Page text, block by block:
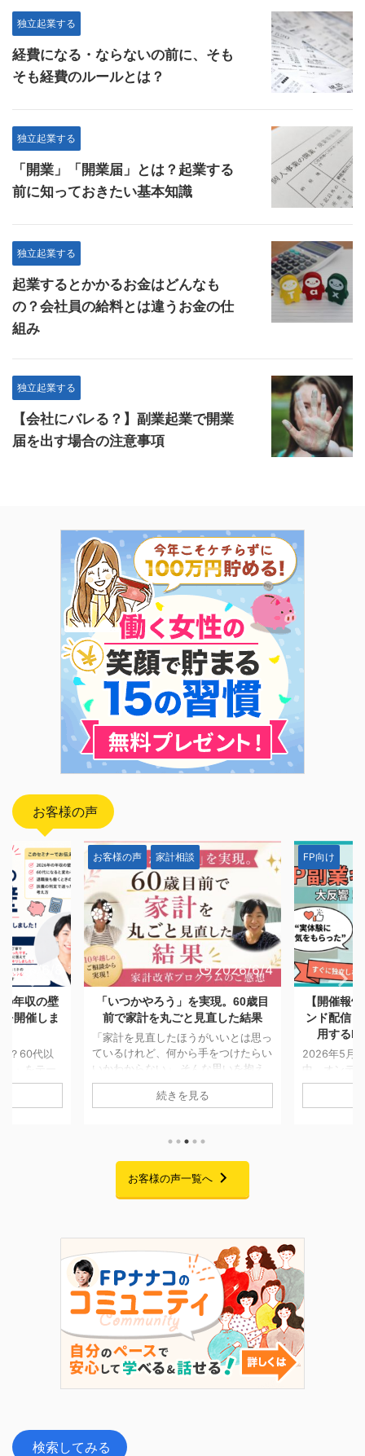
独立起業する
経費になる・ならないの前に、そも
そも経費のルールとは？
独立起業する
「開業」「開業届」とは？起業する
前に知っておきたい基本知識
独立起業する
起業するとかかるお金はどんなも
の？会社員の給料とは違うお金の仕
組み
独立起業する
【会社にバレる？】副業起業で開業
届を出す場合の注意事項
お客様の声
2026/6/4
。60歳目
した結果
つけたらい
いを抱え
せない方は
革プログラ
FP向け
2026/5/28
【開催報告】日本FP協会オンデマ
ンド配信「副業としてFP資格を活
用するFPキャリアセミナー」
2026年5月7日〜5月25日までの期間
中、オンデマンド配信にてお届けして
おりました「副業としてFP資格を活
用するFPキャリアセミナー」の配信
また熱意あふれる素晴らしいご感想を
たくさんお寄せいただきました。この
場を借りて、心より御礼申し上げま
す。 セミナーでお話ししたこと 私自
のすべてがゼロで、手元にあるのは
FP資格だけという状態からのスター
トでした。 今回のセミナーでは ...
続きを見る
お客様の声
「一生モ
つける。
も消えな
「将来のお
AIでの試算
なぜ「自分
の伴走を経
お客様の声一覧へ
検索してみる